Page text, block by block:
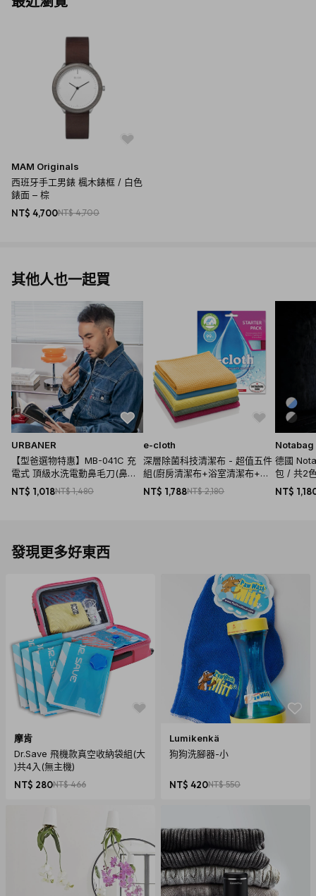
MAM Originals
西班牙手工男錶 楓木錶框 / 白色
錶面 – 棕
NT$ 4,700NT$ 4,700
其他人也一起買
URBANER
【型爸選物特惠】MB-041C 充
電式 頂級水洗電動鼻毛刀(鼻毛
剪/鼻毛修剪器/鼻毛刀)
NT$ 1,018NT$ 1,480
e-cloth
深層除菌科技清潔布 - 超值五件
組(廚房清潔布+浴室清潔布+萬
用清潔布+窗戶清潔布+玻璃拋光
布)
NT$ 1,788NT$ 2,180
Notabag
德國
包 / 共2
NT$
發現更多好東西
摩肯
Dr.Save 飛機款真空收納袋組(大
)共4入(無主機)
NT$ 280NT$ 466
Lumikenkä
狗狗洗腳器-小
NT$ 420NT$ 550